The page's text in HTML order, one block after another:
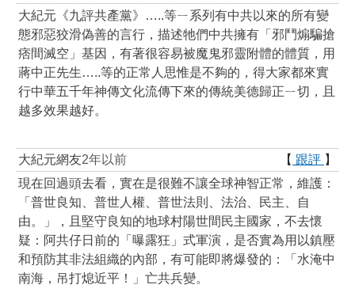
大紀元《九評共產黨》…..等ㄧ系列有中共以來的所有變
態邪惡狡滑偽善的言行，描述牠們中共擁有「邪鬥煽騙搶
痞間滅空」基因，有著很容易被魔鬼邪靈附體的體質，用
蔣中正先生…..等的正常人思惟是不夠的，得大家都來實
行中華五千年神傳文化流傳下來的傳統美德歸正ㄧ切，且
越多效果越好。
大紀元網友2年以前 【 跟評 】
現在回過頭去看，實在是很難不讓全球神智正常，維護：
「普世良知、普世人權、普世法則、法治、民主、自
由。」，且堅守良知的地球村陽世間民主國家，不去懷
疑：阿共仔日前的「曝露狂」式軍演，是否實為用以鎮壓
和預防其非法組織的內部，有可能即將爆發的：「水淹中
南海，吊打熄近平！」亡共兵變。